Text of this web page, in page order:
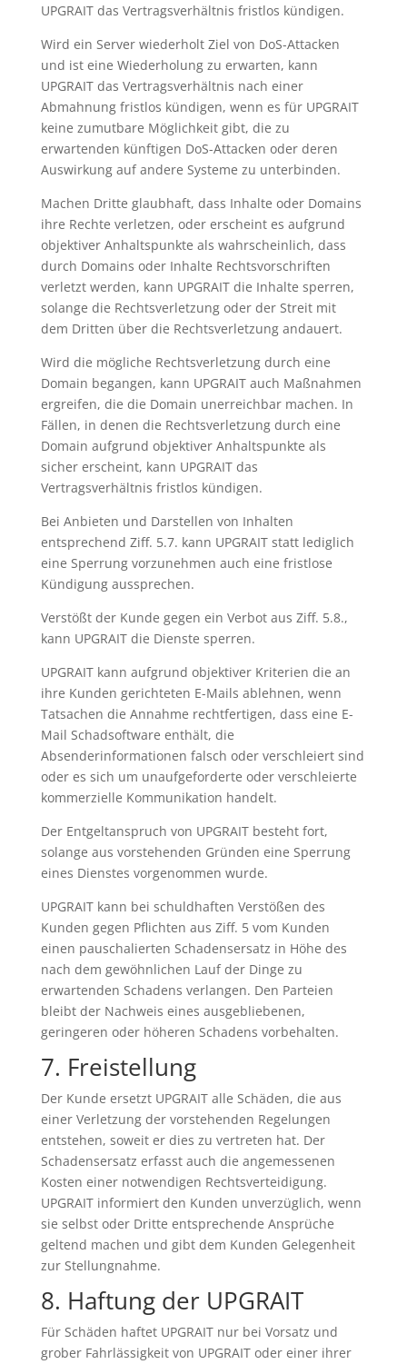
UPGRAIT das Vertragsverhältnis fristlos kündigen.
Wird ein Server wiederholt Ziel von DoS-Attacken
und ist eine Wiederholung zu erwarten, kann
UPGRAIT das Vertragsverhältnis nach einer
Abmahnung fristlos kündigen, wenn es für UPGRAIT
keine zumutbare Möglichkeit gibt, die zu
erwartenden künftigen DoS-Attacken oder deren
Auswirkung auf andere Systeme zu unterbinden.
Machen Dritte glaubhaft, dass Inhalte oder Domains
ihre Rechte verletzen, oder erscheint es aufgrund
objektiver Anhaltspunkte als wahrscheinlich, dass
durch Domains oder Inhalte Rechtsvorschriften
verletzt werden, kann UPGRAIT die Inhalte sperren,
solange die Rechtsverletzung oder der Streit mit
dem Dritten über die Rechtsverletzung andauert.
Wird die mögliche Rechtsverletzung durch eine
Domain begangen, kann UPGRAIT auch Maßnahmen
ergreifen, die die Domain unerreichbar machen. In
Fällen, in denen die Rechtsverletzung durch eine
Domain aufgrund objektiver Anhaltspunkte als
sicher erscheint, kann UPGRAIT das
Vertragsverhältnis fristlos kündigen.
Bei Anbieten und Darstellen von Inhalten
entsprechend Ziff. 5.7. kann UPGRAIT statt lediglich
eine Sperrung vorzunehmen auch eine fristlose
Kündigung aussprechen.
Verstößt der Kunde gegen ein Verbot aus Ziff. 5.8.,
kann UPGRAIT die Dienste sperren.
UPGRAIT kann aufgrund objektiver Kriterien die an
ihre Kunden gerichteten E-Mails ablehnen, wenn
Tatsachen die Annahme rechtfertigen, dass eine E-
Mail Schadsoftware enthält, die
Absenderinformationen falsch oder verschleiert sind
oder es sich um unaufgeforderte oder verschleierte
kommerzielle Kommunikation handelt.
Der Entgeltanspruch von UPGRAIT besteht fort,
solange aus vorstehenden Gründen eine Sperrung
eines Dienstes vorgenommen wurde.
UPGRAIT kann bei schuldhaften Verstößen des
Kunden gegen Pflichten aus Ziff. 5 vom Kunden
einen pauschalierten Schadensersatz in Höhe des
nach dem gewöhnlichen Lauf der Dinge zu
erwartenden Schadens verlangen. Den Parteien
bleibt der Nachweis eines ausgebliebenen,
geringeren oder höheren Schadens vorbehalten.
7. Freistellung
Der Kunde ersetzt UPGRAIT alle Schäden, die aus
einer Verletzung der vorstehenden Regelungen
entstehen, soweit er dies zu vertreten hat. Der
Schadensersatz erfasst auch die angemessenen
Kosten einer notwendigen Rechtsverteidigung.
UPGRAIT informiert den Kunden unverzüglich, wenn
sie selbst oder Dritte entsprechende Ansprüche
geltend machen und gibt dem Kunden Gelegenheit
zur Stellungnahme.
8. Haftung der UPGRAIT
Für Schäden haftet UPGRAIT nur bei Vorsatz und
grober Fahrlässigkeit von UPGRAIT oder einer ihrer